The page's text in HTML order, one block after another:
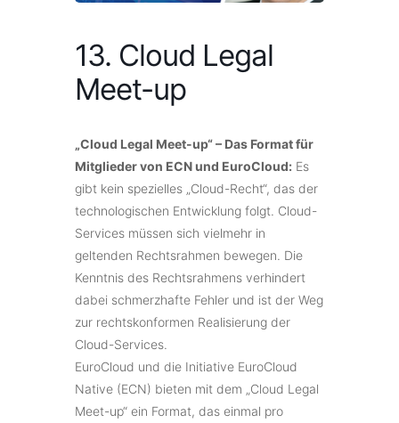
13. Cloud Legal
Meet-up
„Cloud Legal Meet-up“ – Das Format für
Mitglieder von ECN und EuroCloud: Es
gibt kein spezielles „Cloud-Recht“, das der
technologischen Entwicklung folgt. Cloud-
Services müssen sich vielmehr in
geltenden Rechtsrahmen bewegen. Die
Kenntnis des Rechtsrahmens verhindert
dabei schmerzhafte Fehler und ist der Weg
zur rechtskonformen Realisierung der
Cloud-Services.
EuroCloud und die Initiative EuroCloud
Native (ECN) bieten mit dem „Cloud Legal
Meet-up“ ein Format, das einmal pro